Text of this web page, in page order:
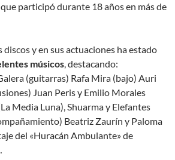
que participó durante 18 años en más de
discos y en sus actuaciones ha estado
músicos, destacando:
(guitarras) Rafa Mira (bajo) Auri
Juan Peris y Emilio Morales
Media Luna), Shuarma y Elefantes
Beatriz Zaurín y Paloma
del «Huracán Ambulante» de